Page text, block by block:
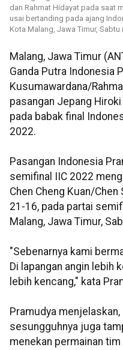
dan Rahmat Hidayat pada saat
usai bertanding pada ajang
Kota Malang, Jawa Timur,
Malang, Jawa Timur
Ganda Putra Indonesia
Kusumawardana/
pasangan Jepang
pada babak final
2022.
Pasangan Indonesia
semifinal IIC 2022
Chen Cheng Kuan/
21-16, pada partai
Malang, Jawa Timur,
"Sebenarnya kami
Di lapangan angin lebih
lebih kencang," kata
Pramudya menjelaskan,
sesungguhnya juga
menekan permainan